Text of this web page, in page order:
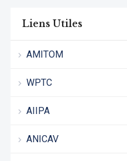
Liens Utiles
AMITOM
WPTC
AIIPA
ANICAV